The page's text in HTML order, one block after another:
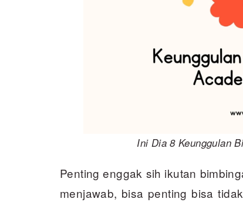
Ini Dia 8 Keunggulan
Penting enggak sih ikutan
menjawab, bisa penting bisa